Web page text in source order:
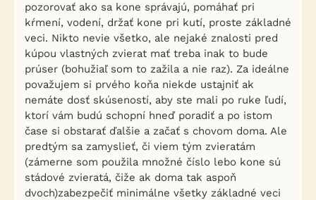
pozorovať ako sa kone správajú, pomáhať pri
kŕmení, vodení, držať kone pri kutí, proste základné
veci. Nikto nevie všetko, ale nejaké znalosti pred
kúpou vlastných zvierat mať treba inak to bude
prúser (bohužiaľ som to zažila a nie raz). Za ideálne
považujem si prvého koňa niekde ustajniť ak
nemáte dosť skúseností, aby ste mali po ruke ľudí,
ktorí vám budú schopní hneď poradiť a po istom
čase si obstarať ďalšie a začať s chovom doma. Ale
predtým sa zamyslieť, či viem tým zvieratám
(zámerne som použila množné číslo lebo kone sú
stádové zvieratá, čiže ak doma tak aspoň
dvoch)zabezpečiť minimálne všetky základné veci